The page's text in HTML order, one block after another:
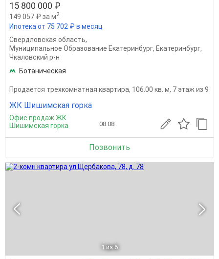
15 800 000 ₽
149 057 ₽ за м2
Ипотека от 75 702 ₽ в месяц
Свердловская область,
Муниципальное Образование Екатеринбург, Екатеринбург,
Чкаловский р-н
Ботаническая
Продается трехкомнатная квартира, 106.00 кв. м, 7 этаж из 9
ЖК Шишимская горка
Офис продаж ЖК
Шишимская горка
08.08
Позвонить
1 из 6